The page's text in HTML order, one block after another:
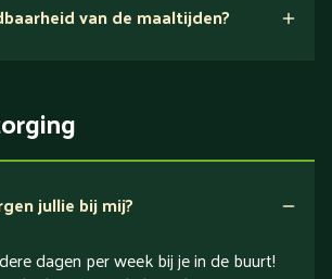
van de maaltijden?
jullie bij mij?
dagen per week bij je in de buurt!